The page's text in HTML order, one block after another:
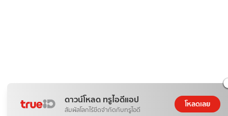
ดาวน์โหลด ทรูไอดีแอป
สัมผัสโลกไร้ขีดจำกัดกับทรูไอดี
โหลดเลย